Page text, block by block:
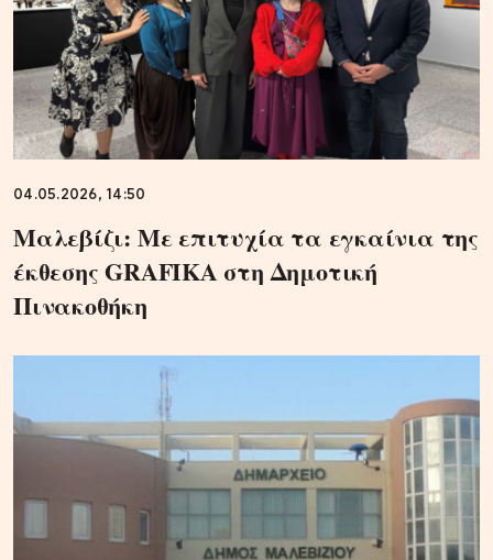
04.05.2026, 14:50
Μαλεβίζι: Με επιτυχία τα εγκαίνια της
έκθεσης GRAFIKA στη Δημοτική
Πινακοθήκη